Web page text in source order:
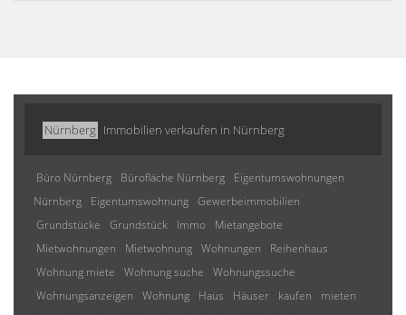
Nürnberg Immobilien verkaufen in Nürnberg
Büro Nürnberg Bürofläche Nürnberg
Eigentumswohnungen
Nürnberg
Eigentumswohnung Gewerbeimmobilien
Grundstücke
Grundstück Immo
Mietangebote
Mietwohnungen
Mietwohnung Wohnungen
Reihenhaus
Wohnung miete
Wohnung suche
Wohnungssuche
Wohnungsanzeigen
Wohnung Haus Häuser kaufen
mieten